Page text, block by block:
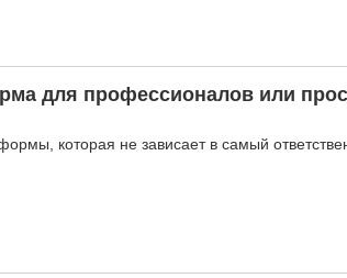
для профессионалов или
которая не зависает в самый